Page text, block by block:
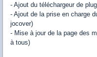
- Ajout du téléchargeur de
- Ajout de la prise en charge
jocover)
- Mise à jour de la page des
à tous)